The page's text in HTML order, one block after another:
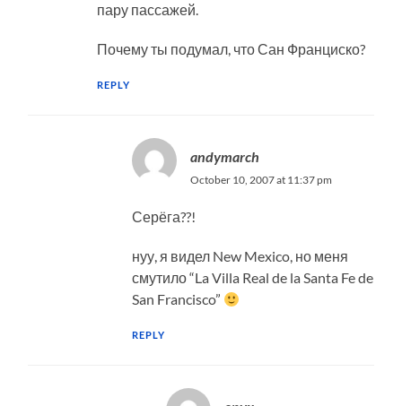
пару пассажей.
Почему ты подумал, что Сан Франциско?
REPLY
andymarch
October 10, 2007 at 11:37 pm
Серёга??!
нуу, я видел New Mexico, но меня
смутило “La Villa Real de la Santa Fe de
San Francisco”
REPLY